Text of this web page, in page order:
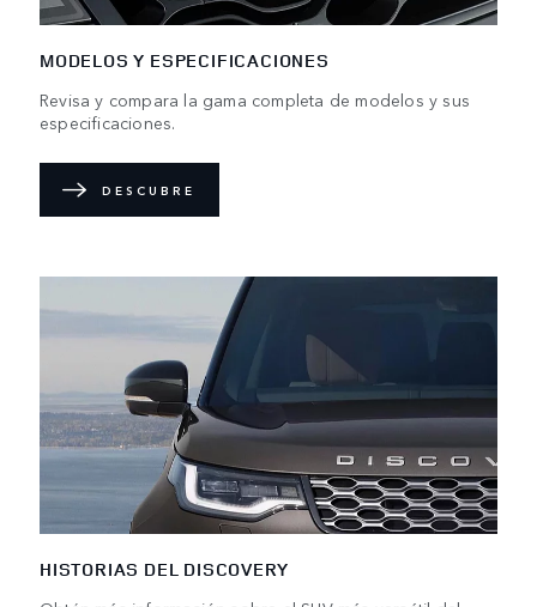
MODELOS Y ESPECIFICACIONES
Revisa y compara la gama completa de modelos y sus
especificaciones.
DESCUBRE
HISTORIAS DEL DISCOVERY